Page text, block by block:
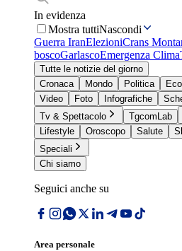
In evidenza
Mostra tuttiNascondi
Guerra IranElezioniCrans
boscoGarlascoEmergenza Clima
Tutte le notizie del giorno
Cronaca
Mondo Politica
Video
Foto Infografiche
Tv & Spettacolo
TgcomLab
Lifestyle
Oroscopo Salute
Speciali
Chi siamo
Seguici anche su
Area personale